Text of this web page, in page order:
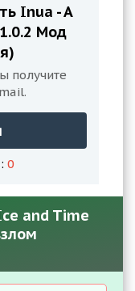
Inua - A
Мод
получите
0
and Time